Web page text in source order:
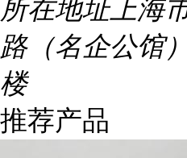
所在地址上海
路（名企公馆
楼
推荐产品